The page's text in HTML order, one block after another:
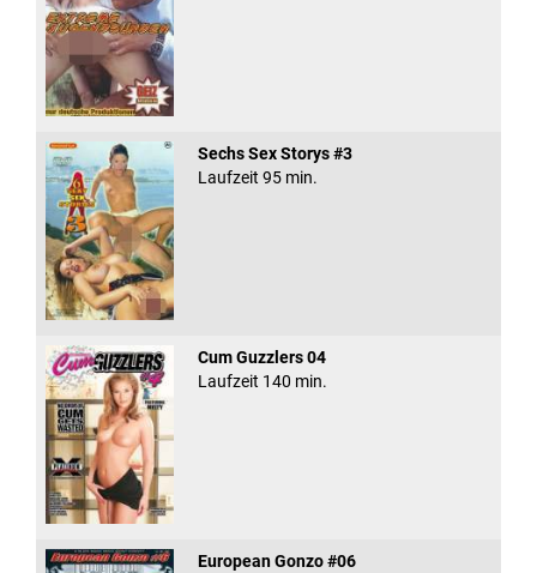
Sechs Sex Storys #3
Laufzeit 95 min.
Cum Guzzlers 04
Laufzeit 140 min.
European Gonzo #06